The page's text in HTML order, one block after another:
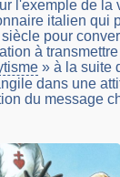
l'exemple de la
italien qui
pour
à
» à la suite
dans une
du message